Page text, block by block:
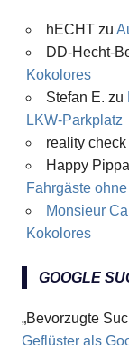
hECHTzu
DD-Hecht-
Kokolores
Stefan E. zu
LKW-Parkplatz
reality check
Happy Pippa
Fahrgäste
Monsieur
Kokolores
GOOGLE
„Bevorzugte
Geflüster als